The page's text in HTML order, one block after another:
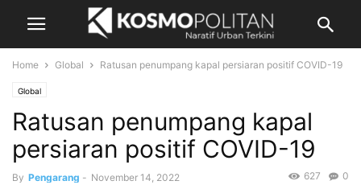
Home Global Ratusan penumpang kapal persiaran positif COVID-19
Global
Ratusan penumpang kapal
persiaran positif COVID-19
By Pengarang - November 14, 2022 0
627